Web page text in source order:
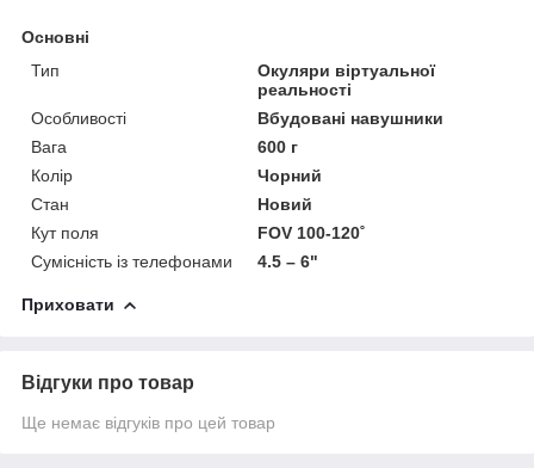
Основні
Тип
Окуляри віртуальної
реальності
Особливості
Вбудовані навушники
Вага
600 г
Колір
Чорний
Стан
Новий
Кут поля
FOV 100-120˚
Сумісність із телефонами
4.5 – 6"
Приховати
Відгуки про товар
Ще немає відгуків про цей товар